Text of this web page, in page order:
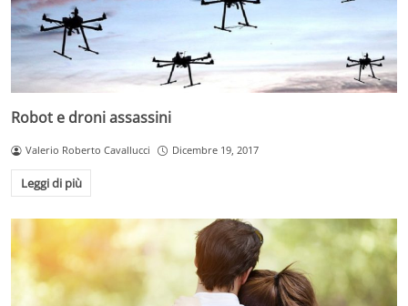
Robot e droni assassini
Valerio Roberto Cavallucci Dicembre 19, 2017
Leggi di più